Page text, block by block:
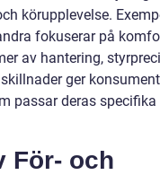
körupplevelse.
fokuserar på
av hantering,
ger
passar deras specifika
För- och